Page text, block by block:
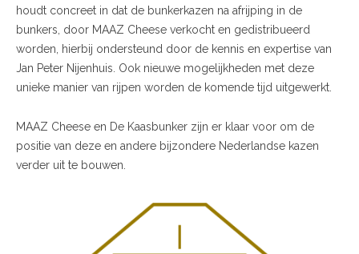
houdt concreet in dat de bunkerkazen na afrijping in de
bunkers, door MAAZ Cheese verkocht en gedistribueerd
worden, hierbij ondersteund door de kennis en expertise van
Jan Peter Nijenhuis. Ook nieuwe mogelijkheden met deze
unieke manier van rijpen worden de komende tijd uitgewerkt.
MAAZ Cheese en De Kaasbunker zijn er klaar voor om de
positie van deze en andere bijzondere Nederlandse kazen
verder uit te bouwen.